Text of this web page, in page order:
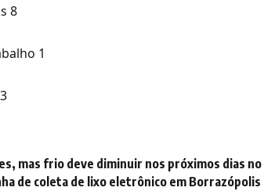
8
1
mas frio deve diminuir nos próximos dias
de coleta de lixo eletrônico em Borrazópolis